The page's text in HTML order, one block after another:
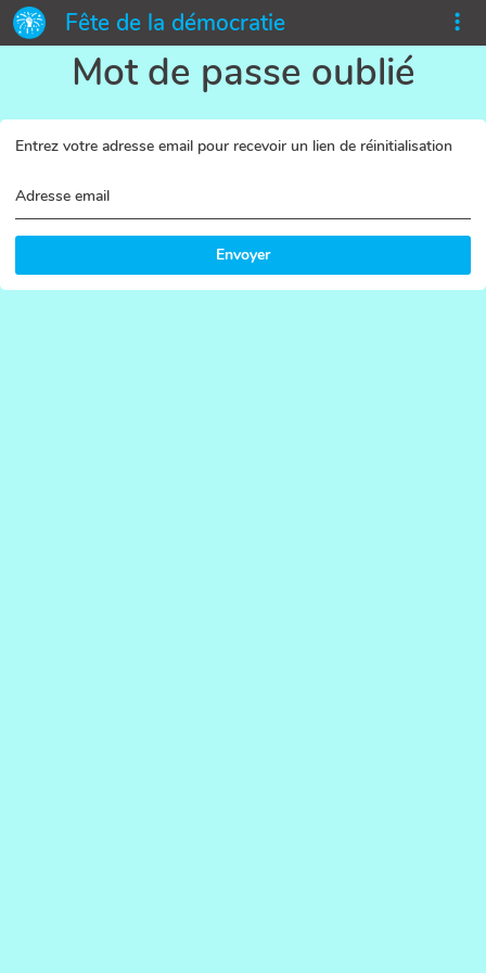
Fête de la démocratie
Mot de passe oublié
Entrez votre adresse email pour recevoir un lien de réinitialisation
Adresse email
Envoyer